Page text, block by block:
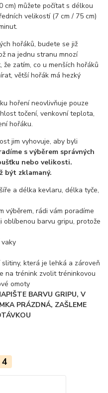
cm) můžete počítat s délkou
velikostí (7 cm / 75 cm)
hořáků, budete se již
na jednu stranu mnozí
že zatím, co u menších hořáků
větší hořák má hezký
hoření neovlivňuje pouze
točení, venkovní teplota,
hořáku.
jim vyhovuje, aby byli
s výběrem správných
nebo velikosti.
být zklamaný.
a délka kevlaru, délka tyče,
výběrem, rádi vám poradíme
oblíbenou barvu gripu, protože
která je lehká a zároveň
na trénink zvolit tréninkovou
omoty
BARVU GRIPU, V
PRÁZDNÁ, ZAŠLEME
4